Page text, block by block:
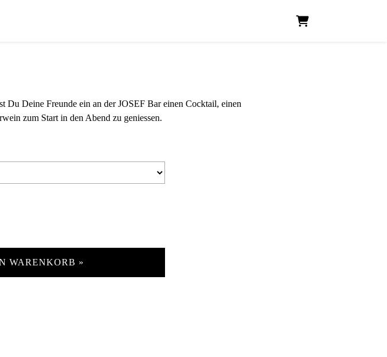
WARENKORB
Du Deine Freunde ein an der JOSEF Bar einen Cocktail, einen
zum Start in den Abend zu geniessen.
WARENKORB »